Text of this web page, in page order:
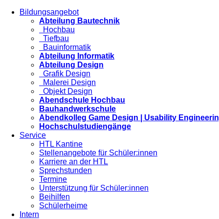
Bildungsangebot
Abteilung Bautechnik
Hochbau
Tiefbau
Bauinformatik
Abteilung Informatik
Abteilung Design
Grafik Design
Malerei Design
Objekt Design
Abendschule Hochbau
Bauhandwerkschule
Abendkolleg Game Design | Usability
Hochschulstudiengänge
Service
HTL Kantine
Stellenangebote für Schüler:innen
Karriere an der HTL
Sprechstunden
Termine
Unterstützung für Schüler:innen
Beihilfen
Schülerheime
Intern